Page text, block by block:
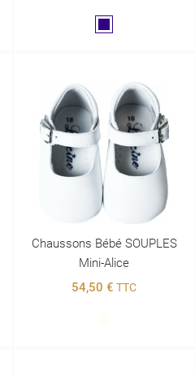
Chaussons Bébé SOUPLES
Mini-Alice
54,50 € TTC